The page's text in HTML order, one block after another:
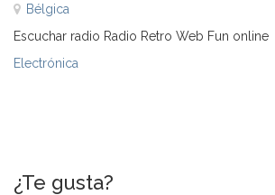
Bélgica
Escuchar radio Radio Retro Web Fun online
Electrónica
¿Te gusta?